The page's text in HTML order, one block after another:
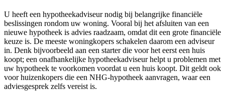
U heeft een hypotheekadviseur nodig bij belangrijke financiële
beslissingen rondom uw woning. Vooral bij het afsluiten van een
nieuwe hypotheek is advies raadzaam, omdat dit een grote financiële
keuze is. De meeste woningkopers schakelen daarom een adviseur
in. Denk bijvoorbeeld aan een starter die voor het eerst een huis
koopt; een onafhankelijke hypotheekadviseur helpt u problemen met
uw hypotheek te voorkomen voordat u een huis koopt. Dit geldt ook
voor huizenkopers die een NHG-hypotheek aanvragen, waar een
adviesgesprek zelfs vereist is.